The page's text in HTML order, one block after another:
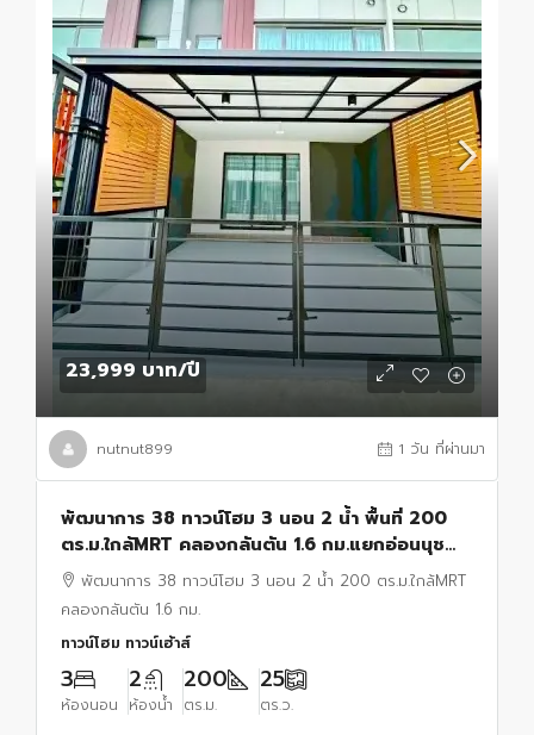
23,999 บาท/ปี
nutnut899 1 วัน ที่ผ่านมา
พัฒนาการ 38 ทาวน์โฮม 3 นอน 2 น้ำ พื้นที่ 200
ตร.ม.ใกล้MRT คลองกลันตัน 1.6 กม.แยกอ่อนนุช
44 บ้านหัวมุม พร้อมเฟอร์ฯ ธัญญะ ช็อปปิ้ง พาร์ค.
พัฒนาการ 38 ทาวน์โฮม 3 นอน 2 น้ำ 200 ตร.ม.ใกล้MRT
คลองกลันตัน 1.6 กม.
ทาวน์โฮม ทาวน์เฮ้าส์
3
ห้องนอน
2
ห้องน้ำ
200
ตร.ม.
25
ตร.ว.